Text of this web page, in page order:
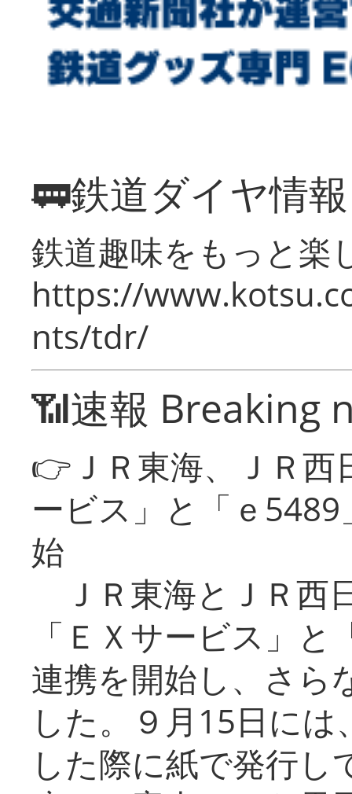
🚃鉄道ダイヤ情
鉄道趣味をもっと楽
https://
nts/tdr/
📶速報 Breaking
👉ＪＲ東海、ＪＲ
ービス」と「ｅ
始
ＪＲ東海とＪＲ西
「ＥＸサービス」
連携を開始し、さら
した。９月15日に
した際に紙で発行し